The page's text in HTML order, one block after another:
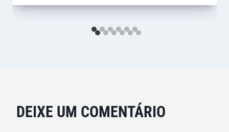
DEIXE UM COMENTÁRIO